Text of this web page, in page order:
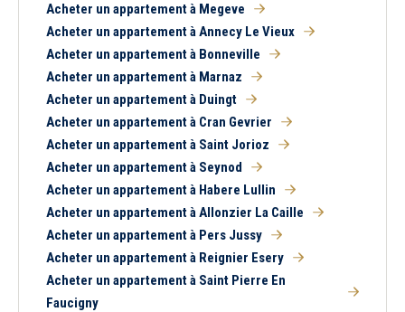
Acheter un appartement à Megeve
Acheter un appartement à Annecy Le Vieux
Acheter un appartement à Bonneville
Acheter un appartement à Marnaz
Acheter un appartement à Duingt
Acheter un appartement à Cran Gevrier
Acheter un appartement à Saint Jorioz
Acheter un appartement à Seynod
Acheter un appartement à Habere Lullin
Acheter un appartement à Allonzier La Caille
Acheter un appartement à Pers Jussy
Acheter un appartement à Reignier Esery
Acheter un appartement à Saint Pierre En
Faucigny